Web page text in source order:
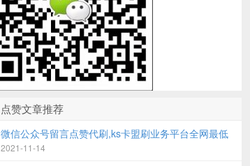
点赞文章推荐
微信公众号留言点赞代刷,ks卡盟刷业务平台全网最低
2021-11-14